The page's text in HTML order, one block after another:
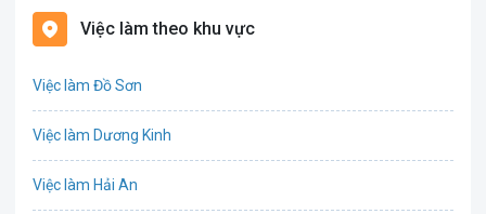
Biên phiên dịch
Việc làm theo khu vực
Việc làm Đồ Sơn
Việc làm Dương Kinh
Việc làm Hải An